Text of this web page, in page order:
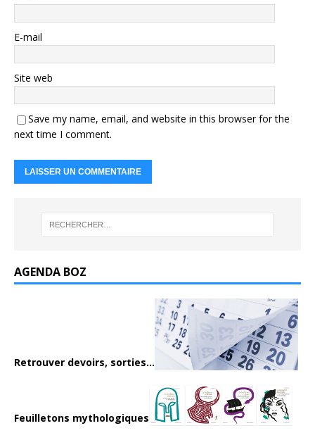
E-mail
Site web
Save my name, email, and website in this browser for the
next time I comment.
AGENDA BOZ
Retrouver devoirs, sorties...
Feuilletons mythologiques